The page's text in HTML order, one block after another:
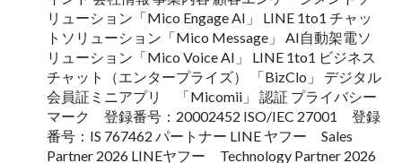
リューション「Mico Engage AI」 LINE 1to1 チャッ
トソリューション「Mico Message」 AI⾃動架電ソ
リューション「Mico Voice AI」 LINE 1to1 ビジネス
チャット（エンタープライズ） 「BizClo」 デジタル
会員証ミニアプリ 「Micomii」 認証 プライバシー
マーク 登録番号：20002452 ISO/IEC 27001 登録
番号：IS 767462 パートナー LINE ヤフー Sales
Partner 2026 LINEヤフー Technology Partner 2026